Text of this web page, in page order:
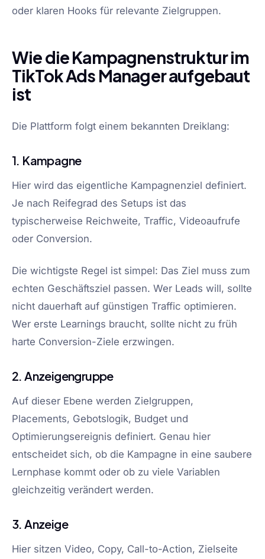
oder klaren Hooks für relevante Zielgruppen.
Wie die Kampagnenstruktur im
TikTok Ads Manager aufgebaut
ist
Die Plattform folgt einem bekannten Dreiklang:
1. Kampagne
Hier wird das eigentliche Kampagnenziel definiert.
Je nach Reifegrad des Setups ist das
typischerweise Reichweite, Traffic, Videoaufrufe
oder Conversion.
Die wichtigste Regel ist simpel: Das Ziel muss zum
echten Geschäftsziel passen. Wer Leads will, sollte
nicht dauerhaft auf günstigen Traffic optimieren.
Wer erste Learnings braucht, sollte nicht zu früh
harte Conversion-Ziele erzwingen.
2. Anzeigengruppe
Auf dieser Ebene werden Zielgruppen,
Placements, Gebotslogik, Budget und
Optimierungsereignis definiert. Genau hier
entscheidet sich, ob die Kampagne in eine saubere
Lernphase kommt oder ob zu viele Variablen
gleichzeitig verändert werden.
3. Anzeige
Hier sitzen Video, Copy, Call-to-Action, Zielseite